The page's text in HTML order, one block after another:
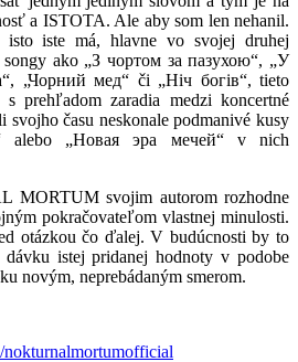
a ISTOTA. Ale aby som len nehanil.
isto iste má, hlavne vo svojej druhej
ako „З чортом за пазухою“, „У
„Чорний мед“ či „Ніч богів“, tieto
prehľadom zaradia medzi koncertné
svojho času neskonale podmanivé kusy
alebo „Новая эра мечей“ v nich
MORTUM svojim autorom rozhodne
pokračovateľom vlastnej minulosti.
otázkou čo ďalej. V budúcnosti by to
istej pridanej hodnoty v podobe
novým, neprebádaným smerom.